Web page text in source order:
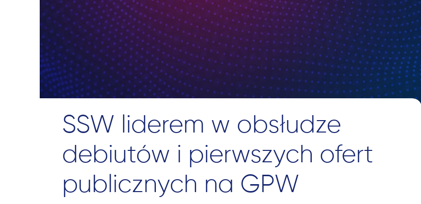
SSW liderem w obsłudze
debiutów i pierwszych ofert
publicznych na GPW